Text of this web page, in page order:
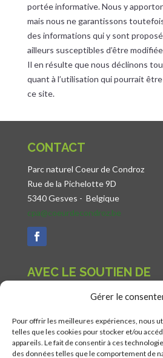
Gérer le
Pour offrir les meilleures expériences, nous
telles que les cookies pour stocker et/ou
appareils. Le fait de consentir à ces
des données telles que le comportement de
portée informative. Nous y
mais nous ne garantissons
des informations qui y sont
ailleurs susceptibles d’être
Il en résulte que nous déclinons
quant à l’utilisation qui pourrait
ce site.
CONTACT
Parc naturel Coeur de Condroz
Rue de la Pichelotte 9D
5340 Gesves - Belgique
cpa@coeurdecondroz.be
AVEC LE SOUTIEN DE